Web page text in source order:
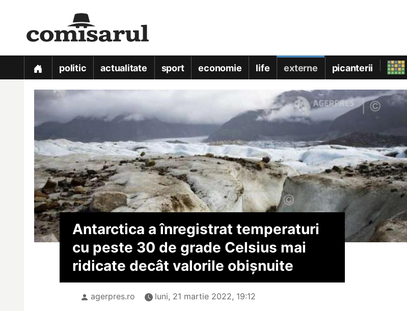
politic actualitate sport economie life externe picanterii
Antarctica a înregistrat temperaturi
cu peste 30 de grade Celsius mai
ridicate decât valorile obişnuite
agerpres.ro luni, 21 martie 2022, 19:12